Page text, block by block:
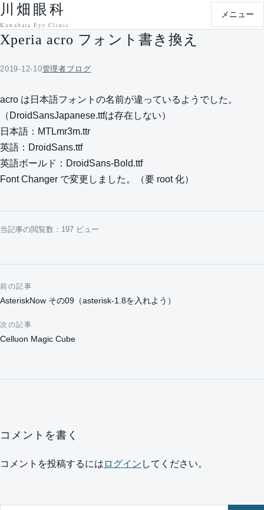
本文へ移動
川畑眼科
Kawabata Eye Clinic
メニュー
Xperia acro フォント書き換え
2019-12-10管理者ブログ
acro は日本語フォントの名前が違っているようでした。
（DroidSansJapanese.ttfは存在しない）
日本語：MTLmr3m.ttr
英語：DroidSans.ttf
英語ボールド：DroidSans-Bold.ttf
Font Changer で変更しました。（要 root 化）
当記事の閲覧数：197 ビュー
投稿ナビゲーション
前の記事
AsteriskNow その09（asterisk-1.8を入れよう）
次の記事
Celluon Magic Cube
コメントを書く
コメントを投稿するには ログイン してください。